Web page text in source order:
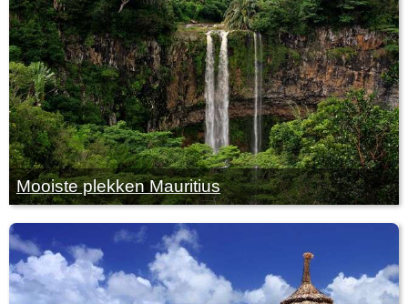
Mooiste plekken Mauritius